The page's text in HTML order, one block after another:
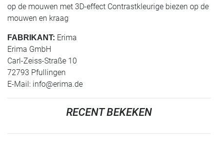
op de mouwen met 3D-effect Contrastkleurige biezen op de
mouwen en kraag
FABRIKANT: Erima
Erima GmbH
Carl-Zeiss-Straße 10
72793 Pfullingen
E-Mail: info@erima.de
RECENT BEKEKEN